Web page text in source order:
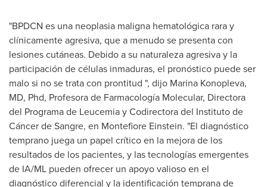
"BPDCN es una neoplasia maligna hematológica rara y
clínicamente agresiva, que a menudo se presenta con
lesiones cutáneas. Debido a su naturaleza agresiva y la
participación de células inmaduras, el pronóstico puede ser
malo si no se trata con prontitud ", dijo Marina Konopleva,
MD, Phd, Profesora de Farmacología Molecular, Directora
del Programa de Leucemia y Codirectora del Instituto de
Cáncer de Sangre, en Montefiore Einstein. "El diagnóstico
temprano juega un papel crítico en la mejora de los
resultados de los pacientes, y las tecnologías emergentes
de IA/ML pueden ofrecer un apoyo valioso en el
diagnóstico diferencial y la identificación temprana de